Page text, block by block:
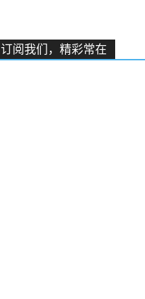
订阅我们，精彩常在